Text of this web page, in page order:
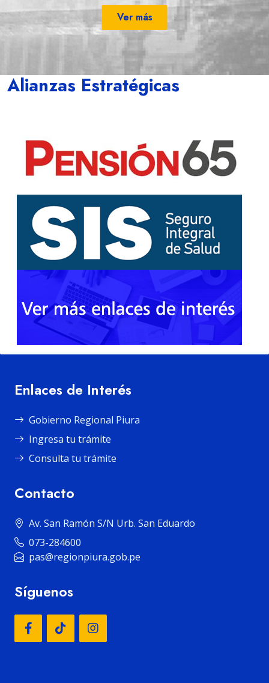
Ver más
Alianzas Estratégicas
Enlaces de Interés
Gobierno Regional Piura
Ingresa tu trámite
Consulta tu trámite
Contacto
Av. San Ramón S/N Urb. San Eduardo
073-284600
pas@regionpiura.gob.pe
Síguenos